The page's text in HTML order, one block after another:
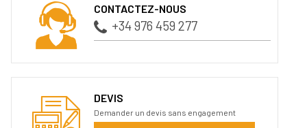
CONTACTEZ-NOUS
+34 976 459 277
DEVIS
Demander un devis sans engagement